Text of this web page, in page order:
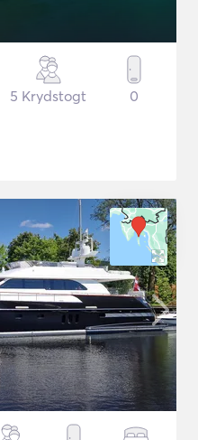
5 Krydstogt 0